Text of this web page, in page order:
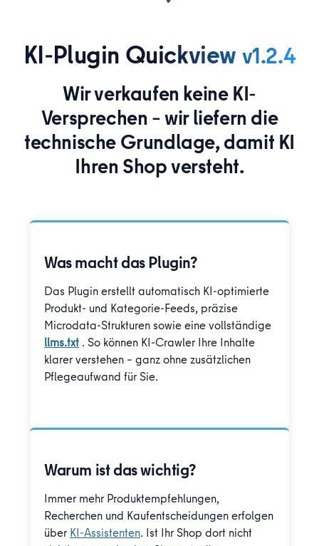
KI-Plugin Quickview v1.2.4
Wir verkaufen keine KI-
Versprechen – wir liefern die
technische Grundlage, damit KI
Ihren Shop versteht.
Was macht das Plugin?
Das Plugin erstellt automatisch KI-optimierte
Produkt- und Kategorie-Feeds, präzise
Microdata-Strukturen sowie eine vollständige
llms.txt . So können KI-Crawler Ihre Inhalte
klarer verstehen – ganz ohne zusätzlichen
Pflegeaufwand für Sie.
Warum ist das wichtig?
Immer mehr Produktempfehlungen,
Recherchen und Kaufentscheidungen erfolgen
über KI-Assistenten. Ist Ihr Shop dort nicht